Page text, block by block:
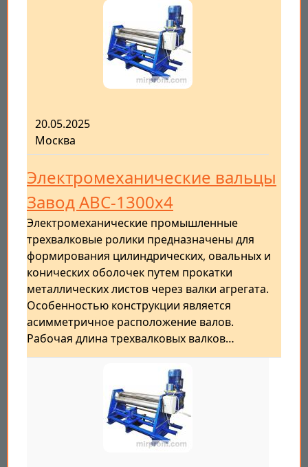
20.05.2025
Москва
Электромеханические вальцы
Завод АВС-1300х4
Электромеханические промышленные
трехвалковые ролики предназначены для
формирования цилиндрических, овальных и
конических оболочек путем прокатки
металлических листов через валки агрегата.
Особенностью конструкции является
асимметричное расположение валов.
Рабочая длина трехвалковых валков…